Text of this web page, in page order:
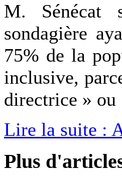
M. Sénécat
sondagière
75% de la
inclusive,
directrice » ou
Lire la suite :
Plus